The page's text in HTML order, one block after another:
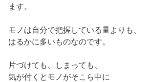
ます。
モノは自分で把握している量よりも、
はるかに多いものなのです。
片づけても、しまっても、
気が付くとモノがそこら中に